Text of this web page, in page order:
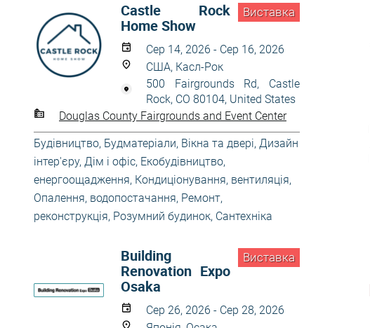
Виставка
Castle Rock
Home Show
Сер 14, 2026 - Сер 16, 2026
США, Касл-Рок
500 Fairgrounds Rd, Castle
Rock, CO 80104, United States
Douglas County Fairgrounds and Event Center
Будівництво, Будматеріали, Вікна та двері, Дизайн
інтер'єру, Дім і офіс, Екобудівництво,
енергоощадження, Кондиціонування, вентиляція,
Опалення, водопостачання, Ремонт,
реконструкція, Розумний будинок, Сантехніка
Виставка
Building
Renovation Expo
Osaka
Сер 26, 2026 - Сер 28, 2026